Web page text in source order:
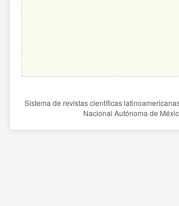
Sistema de revistas científicas
Nacional Autónoma de